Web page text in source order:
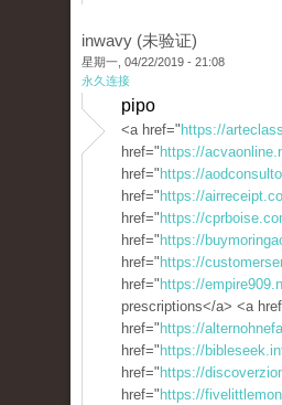
inwavy (未验证)
星期一, 04/22/2019 - 21:08
永久连接
pipo
<a href=" https://
href=" https://
href=" https://
href=" https://
href=" https://
href=" https://
href=" https://
href=" https://
prescriptions</a> <a
href=" https://
href=" https://
href=" https://
href=" https://